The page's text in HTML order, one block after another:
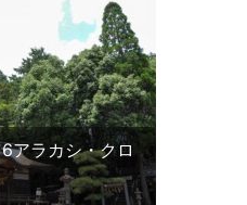
アラカシ・クロ